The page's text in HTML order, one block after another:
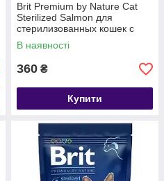
Brit Premium by Nature Cat
Sterilized Salmon для
стерилизованных кошек с
лососем 1,5 кг
В наявності
360 ₴
Купити